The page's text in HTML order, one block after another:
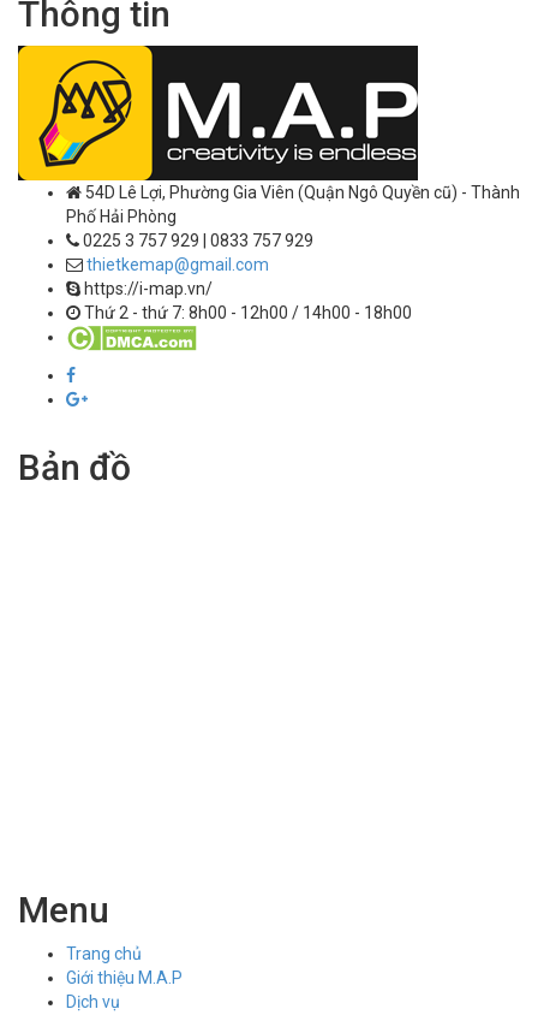
Thông tin
54D Lê Lợi, Phường Gia Viên (Quận Ngô Quyền cũ) - Thành
Phố Hải Phòng
0225 3 757 929 | 0833 757 929
thietkemap@gmail.com
https://i-map.vn/
Thứ 2 - thứ 7: 8h00 - 12h00 / 14h00 - 18h00
Bản đồ
Menu
Trang chủ
Giới thiệu M.A.P
Dịch vụ